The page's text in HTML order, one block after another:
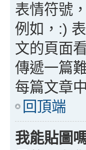
表情符號
例如，:)
文的頁面
傳遞一篇
每篇文章
回頂端
我能貼圖